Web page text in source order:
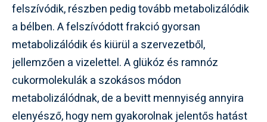
felszívódik, részben pedig tovább metabolizálódik
a bélben. A felszívódott frakció gyorsan
metabolizálódik és kiürül a szervezetből,
jellemzően a vizelettel. A glükóz és ramnóz
cukormolekulák a szokásos módon
metabolizálódnak, de a bevitt mennyiség annyira
elenyésző, hogy nem gyakorolnak jelentős hatást